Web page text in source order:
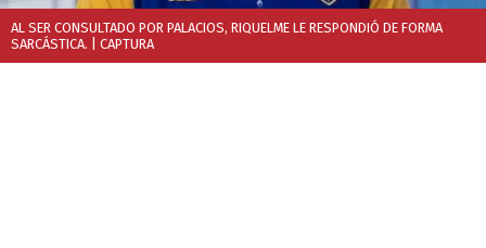
AL SER CONSULTADO POR PALACIOS, RIQUELME LE RESPONDIÓ DE FORMA
SARCÁSTICA. | CAPTURA